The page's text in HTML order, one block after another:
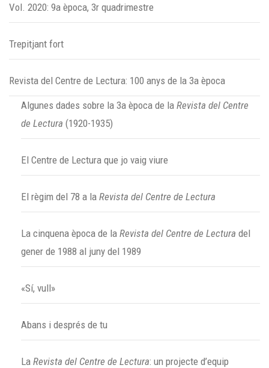
Vol. 2020: 9a època, 3r quadrimestre
Trepitjant fort
Revista del Centre de Lectura: 100 anys de la 3a època
Algunes dades sobre la 3a època de la Revista del Centre
de Lectura (1920-1935)
El Centre de Lectura que jo vaig viure
El règim del 78 a la Revista del Centre de Lectura
La cinquena època de la Revista del Centre de Lectura del
gener de 1988 al juny del 1989
«Sí, vull»
Abans i després de tu
La Revista del Centre de Lectura: un projecte d’equip